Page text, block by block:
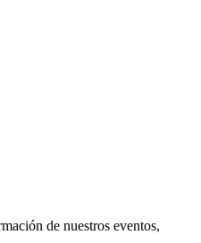
de nuestros eventos,